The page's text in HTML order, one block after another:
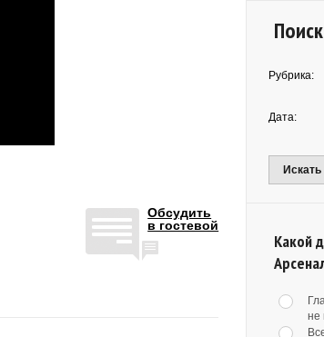
Обсудить
в гостевой
Рубрика:
Дата:
Искать
Какой
не